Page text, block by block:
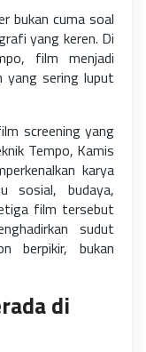
bukan cuma soal
yang keren. Di
film menjadi
yang sering luput
screening yang
Tempo, Kamis
karya
sosial, budaya,
film tersebut
sudut
berpikir, bukan
di